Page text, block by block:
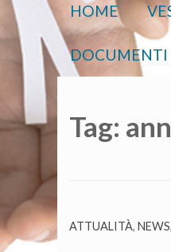
HOME
DOCUMENTI
Tag:
ATTUALITÀ, NEWS,